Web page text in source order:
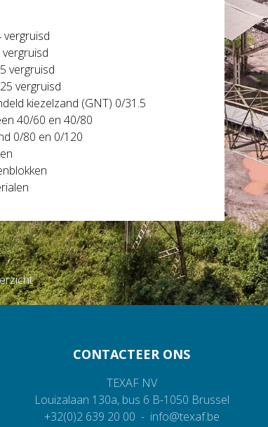
vergruisd
vergruisd
vergruisd
kiezelzand (GNT) 0/31.5
40/60 en 40/80
0/80 en 0/120
CONTACTEER ONS
TEXAF NV
Louizalaan 130a, bus 6 B-1050 Brussel
+32(0)2 639 20 00
info@texaf.be